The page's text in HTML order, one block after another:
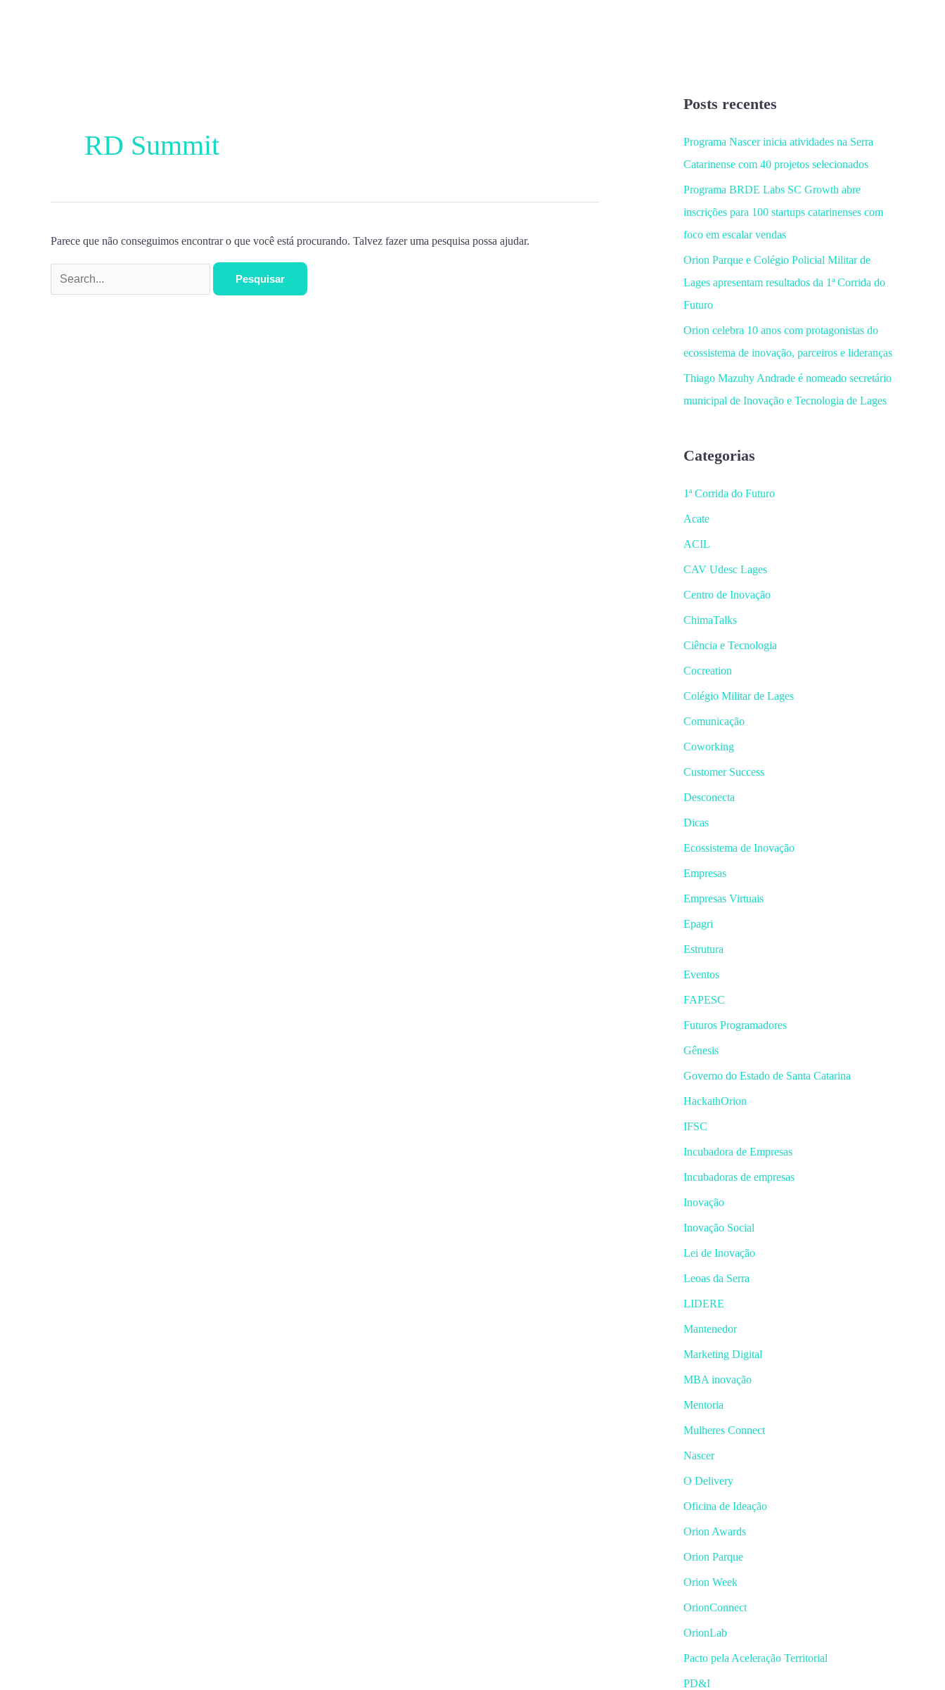
RD Summit
Parece que não conseguimos encontrar o que você está procurando. Talvez fazer uma pesquisa possa ajudar.
Posts recentes
Programa Nascer inicia atividades na Serra
Catarinense com 40 projetos selecionados
Programa BRDE Labs SC Growth abre
inscrições para 100 startups catarinenses com
foco em escalar vendas
Orion Parque e Colégio Policial Militar de
Lages apresentam resultados da 1ª Corrida do
Futuro
Orion celebra 10 anos com protagonistas do
ecossistema de inovação, parceiros e lideranças
Thiago Mazuhy Andrade é nomeado secretário
municipal de Inovação e Tecnologia de Lages
Categorias
1ª Corrida do Futuro
Acate
ACIL
CAV Udesc Lages
Centro de Inovação
ChimaTalks
Ciência e Tecnologia
Cocreation
Colégio Militar de Lages
Comunicação
Coworking
Customer Success
Desconecta
Dicas
Ecossistema de Inovação
Empresas
Empresas Virtuais
Epagri
Estrutura
Eventos
FAPESC
Futuros Programadores
Gênesis
Governo do Estado de Santa Catarina
HackathOrion
IFSC
Incubadora de Empresas
Incubadoras de empresas
Inovação
Inovação Social
Lei de Inovação
Leoas da Serra
LIDERE
Mantenedor
Marketing Digital
MBA inovação
Mentoria
Mulheres Connect
Nascer
O Delivery
Oficina de Ideação
Orion Awards
Orion Parque
Orion Week
OrionConnect
OrionLab
Pacto pela Aceleração Territorial
PD&I